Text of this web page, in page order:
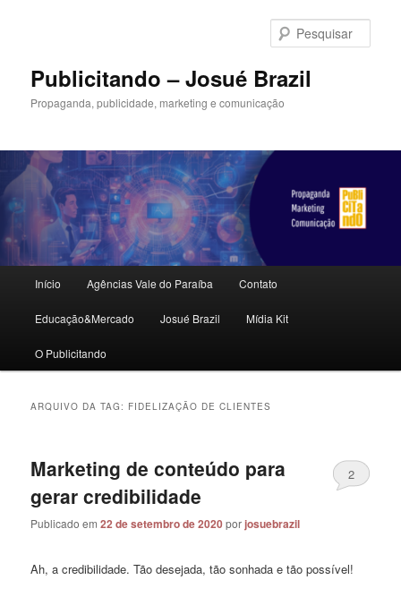
principal
secundárioPublicitando – Josué Brazil
Propaganda, publicidade, marketing e comunicação
principal
Início Agências Vale do Paraíba Contato
Educação&Mercado Josué Brazil Mídia Kit
O Publicitando
ARQUIVO DA TAG: FIDELIZAÇÃO DE CLIENTES
Marketing de conteúdo para
gerar credibilidade
Publicado em22 de setembro de 2020porjosuebrazil
2
Ah, a credibilidade. Tão desejada, tão sonhada e tão possível!